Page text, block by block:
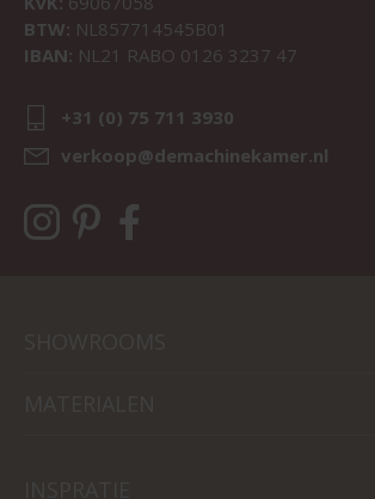
BTW: NL857714545B01
IBAN: NL21 RABO 0126 3237 47
+31 (0) 75 711 3930
verkoop@demachinekamer.nl